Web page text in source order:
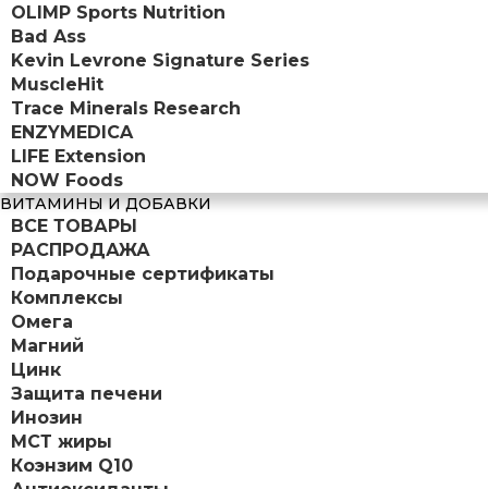
OLIMP Sports Nutrition
Bad Ass
Kevin Levrone Signature Series
MuscleHit
Trace Minerals Research
ENZYMEDICA
LIFE Extension
NOW Foods
ВИТАМИНЫ И ДОБАВКИ
ВСЕ ТОВАРЫ
РАСПРОДАЖА
Подарочные сертификаты
Комплексы
Омега
Магний
Цинк
Защита печени
Инозин
МСТ жиры
Коэнзим Q10